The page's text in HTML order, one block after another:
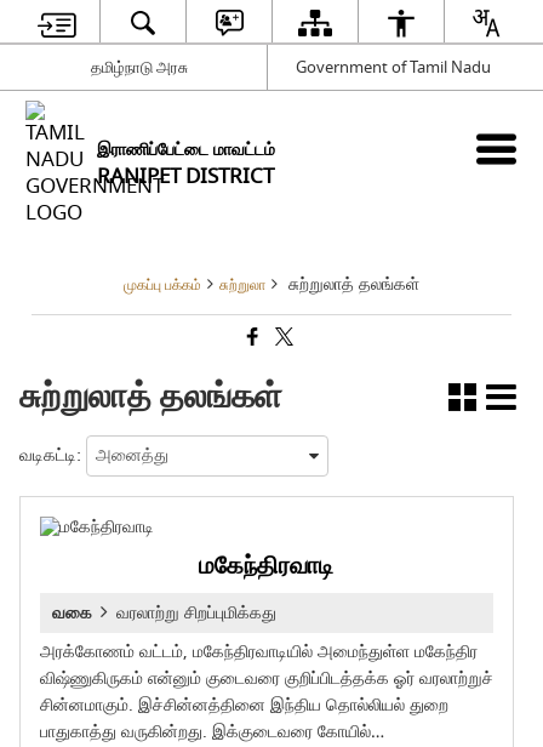
தமிழ்நாடு அரசு Government of Tamil Nadu
இராணிப்பேட்டை மாவட்டம்
RANIPET DISTRICT
முகப்பு பக்கம் சுற்றுலா சுற்றுலாத் தலங்கள்
சுற்றுலாத் தலங்கள்
வடிகட்டி:
மகேந்திரவாடி
வகை
வரலாற்று சிறப்புமிக்கது
அரக்கோணம் வட்டம், மகேந்திரவாடியில் அமைந்துள்ள மகேந்திர
விஷ்ணுகிருகம் என்னும் குடைவரை குறிப்பிடத்தக்க ஓர் வரலாற்றுச்
சின்னமாகும். இச்சின்னத்தினை இந்திய தொல்லியல் துறை
பாதுகாத்து வருகின்றது. இக்குடைவரை கோயில்…